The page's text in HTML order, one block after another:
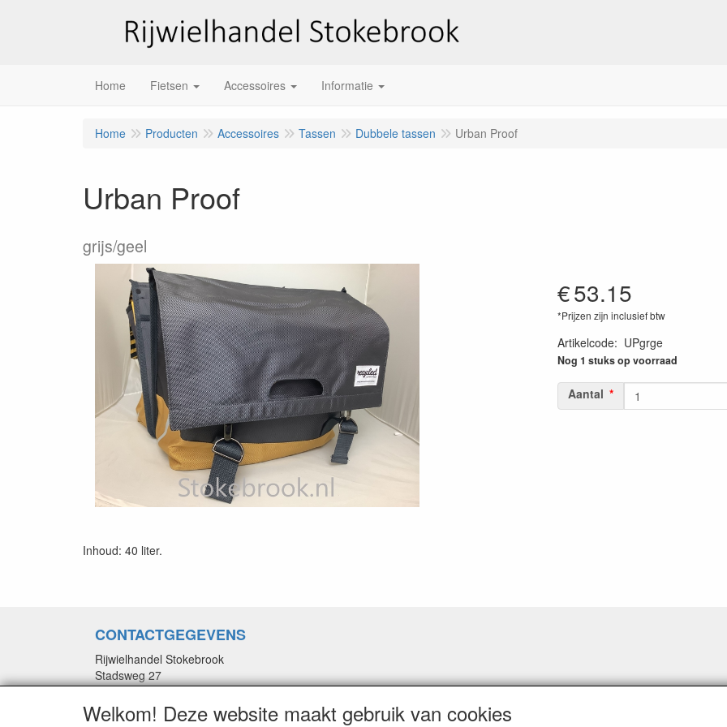
Home Fietsen Accessoires Informatie
Home Producten Accessoires Tassen Dubbele tassen Urban Proof
Urban Proof
grijs/geel
€53.15
*Prijzen zijn inclusief btw
Artikelcode: UPgrge
Nog 1 stuks op voorraad
Aantal
Inhoud: 40 liter.
CONTACTGEGEVENS
Rijwielhandel Stokebrook
Stadsweg 27
9917 PV Wirdum (Gn.)
E-mail: stokebrook@xs4all.nl
Welkom! Deze website maakt gebruik van cookies